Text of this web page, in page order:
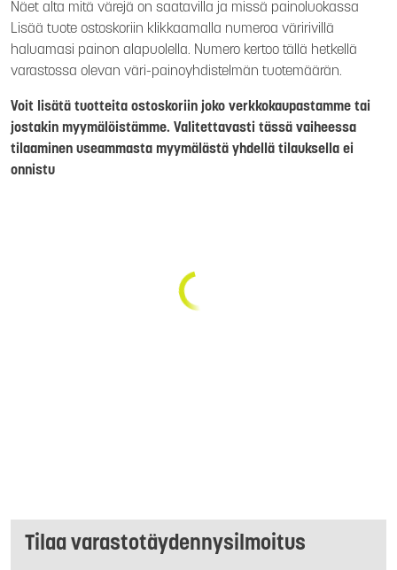
Näet alta mitä värejä on saatavilla ja missä painoluokassa
Lisää tuote ostoskoriin klikkaamalla numeroa väririvillä
haluamasi painon alapuolella. Numero kertoo tällä hetkellä
varastossa olevan väri-painoyhdistelmän tuotemäärän.
Voit lisätä tuotteita ostoskoriin joko verkkokaupastamme tai
jostakin myymälöistämme. Valitettavasti tässä vaiheessa
tilaaminen useammasta myymälästä yhdellä tilauksella ei
onnistu
Tilaa varastotäydennysilmoitus